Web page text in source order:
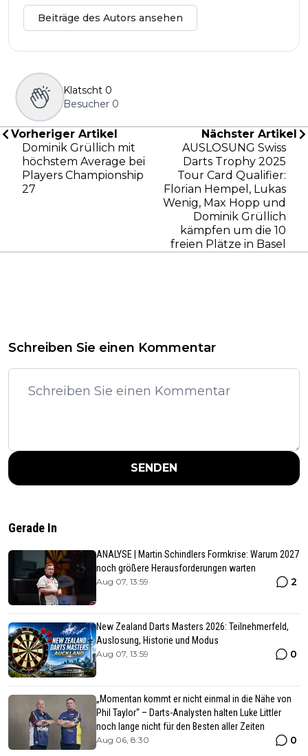
Beiträge des Autors ansehen
Klatscht 0
Besucher 0
Vorheriger Artikel
Dominik Grüllich mit
höchstem Average bei
Players Championship
27
Nächster Artikel
AUSLOSUNG Swiss
Darts Trophy 2025
Tour Card Qualifier:
Florian Hempel, Lukas
Wenig, Max Hopp und
Dominik Grüllich
kämpfen um die 10
freien Plätze in Basel
Schreiben Sie einen Kommentar
SENDEN
Gerade In
ANALYSE | Martin Schindlers Formkrise: Warum 2027
noch größere Herausforderungen warten
Aug 07, 13:59 2
New Zealand Darts Masters 2026: Teilnehmerfeld,
Auslosung, Historie und Modus
Aug 07, 13:59 0
„Momentan kommt er nicht einmal in die Nähe von
Phil Taylor“ – Darts-Analysten halten Luke Littler
noch lange nicht für den Besten aller Zeiten
Aug 06, 8:30 0